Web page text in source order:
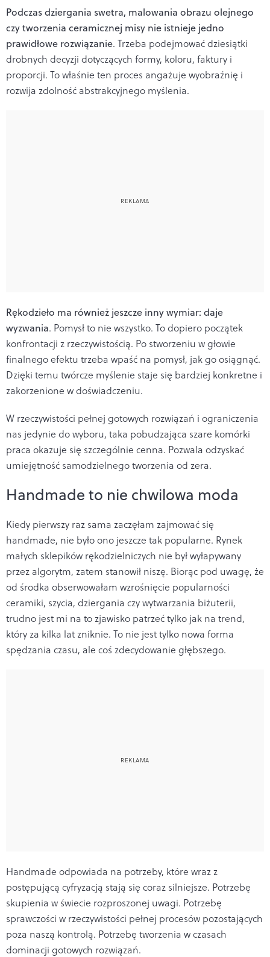
Podczas dziergania swetra, malowania obrazu olejnego
czy tworzenia ceramicznej misy nie istnieje jedno
prawidłowe rozwiązanie. Trzeba podejmować dziesiątki
drobnych decyzji dotyczących formy, koloru, faktury i
proporcji. To właśnie ten proces angażuje wyobraźnię i
rozwija zdolność abstrakcyjnego myślenia.
Rękodzieło ma również jeszcze inny wymiar: daje
wyzwania. Pomysł to nie wszystko. To dopiero początek
konfrontacji z rzeczywistością. Po stworzeniu w głowie
finalnego efektu trzeba wpaść na pomysł, jak go osiągnąć.
Dzięki temu twórcze myślenie staje się bardziej konkretne i
zakorzenione w doświadczeniu.
W rzeczywistości pełnej gotowych rozwiązań i ograniczenia
nas jedynie do wyboru, taka pobudzająca szare komórki
praca okazuje się szczególnie cenna. Pozwala odzyskać
umiejętność samodzielnego tworzenia od zera.
Handmade to nie chwilowa moda
Kiedy pierwszy raz sama zaczęłam zajmować się
handmade, nie było ono jeszcze tak popularne. Rynek
małych sklepików rękodzielniczych nie był wyłapywany
przez algorytm, zatem stanowił niszę. Biorąc pod uwagę, że
od środka obserwowałam wzrośnięcie popularności
ceramiki, szycia, dziergania czy wytwarzania biżuterii,
trudno jest mi na to zjawisko patrzeć tylko jak na trend,
który za kilka lat zniknie. To nie jest tylko nowa forma
spędzania czasu, ale coś zdecydowanie głębszego.
Handmade odpowiada na potrzeby, które wraz z
postępującą cyfryzacją stają się coraz silniejsze. Potrzebę
skupienia w świecie rozproszonej uwagi. Potrzebę
sprawczości w rzeczywistości pełnej procesów pozostających
poza naszą kontrolą. Potrzebę tworzenia w czasach
dominacji gotowych rozwiązań.